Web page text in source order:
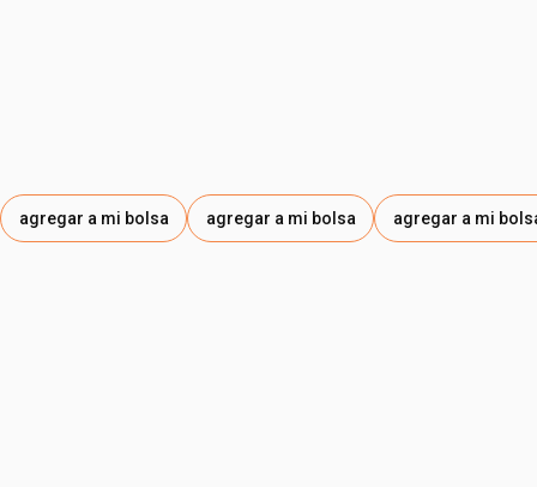
agregar a mi bolsa agregar a mi bolsa agregar a mi